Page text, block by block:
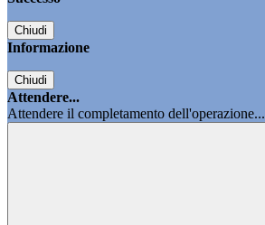
Chiudi
Informazione
Chiudi
Attendere...
Attendere il completamento dell'operazione...